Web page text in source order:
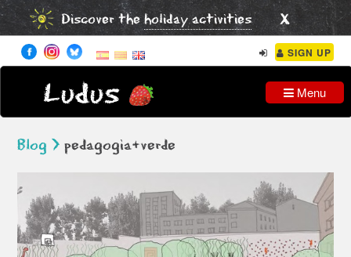
Discover theholiday activities x
SIGN UP
Ludus Menu
Blog > pedagogia+verde